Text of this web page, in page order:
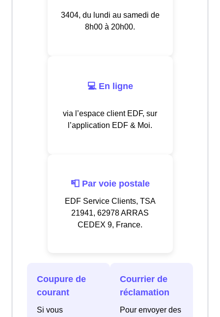
3404, du lundi au samedi de
8h00 à 20h00.
💻 En ligne
via l’espace client EDF, sur
l’application EDF & Moi.
📮 Par voie postale
EDF Service Clients, TSA
21941, 62978 ARRAS
CEDEX 9, France.
Coupure de
courant
Si vous
Courrier de
réclamation
Pour envoyer des